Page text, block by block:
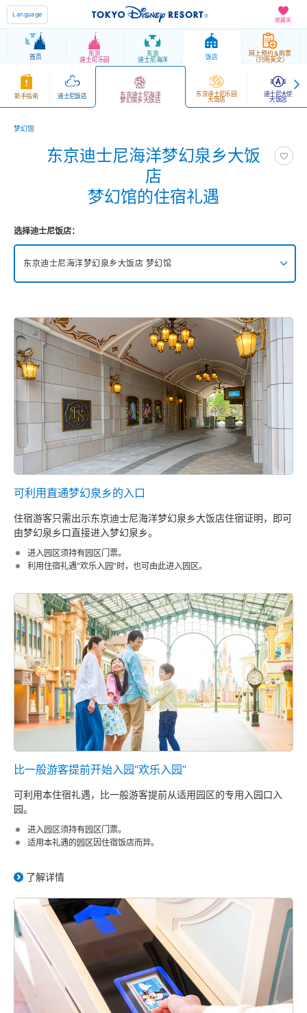
收藏夹
Language
首页 东京
迪士尼乐园
东京
迪士尼海洋 饭店 网上预约＆购票
（只用英文）
新手指南 迪士尼饭店 东京迪士尼海洋
梦幻泉乡大饭店
东京迪士尼乐园
大饭店
迪士尼大使
大饭店
梦幻馆
东京迪士尼海洋梦幻泉乡大饭
店
梦幻馆的住宿礼遇
选择迪士尼饭店：
东京迪士尼海洋梦幻泉乡大饭店 梦幻馆
东京迪士尼海洋梦幻泉乡大饭店 梦幻馆
东京迪士尼乐园大饭店
迪士尼大使大饭店
东京迪士尼海洋观海景大饭店
东京迪士尼度假区玩具总动员饭店
东京迪士尼乐祥饭店
可利用直通梦幻泉乡的入口
住宿游客只需出示东京迪士尼海洋梦幻泉乡大饭店住宿证明，即可
由梦幻泉乡口直接进入梦幻泉乡。
进入园区须持有园区门票。
利用住宿礼遇“欢乐入园”时，也可由此进入园区。
比一般游客提前开始入园“欢乐入园”
可利用本住宿礼遇，比一般游客提前从适用园区的专用入园口入
园。
进入园区须持有园区门票。
适用本礼遇的园区因住宿饭店而异。
了解详情